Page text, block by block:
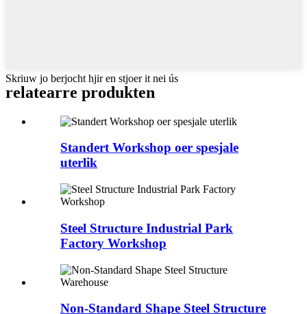
Skriuw jo berjocht hjir en stjoer it nei ús
relatearre produkten
Standert Workshop oer spesjale
uterlik
Steel Structure Industrial Park
Factory Workshop
Non-Standard Shape Steel Structure